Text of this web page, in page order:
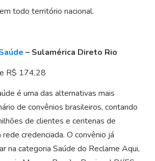
todo território nacional.
– Sulamérica Direto Rio
R$ 174,28
é uma das alternativas mais
de convênios brasileiros, contando
de clientes e centenas de
credenciada. O convênio já
na categoria Saúde do Reclame Aqui,